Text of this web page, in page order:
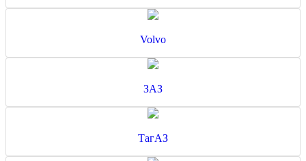
Volvo
ЗАЗ
ТагАЗ